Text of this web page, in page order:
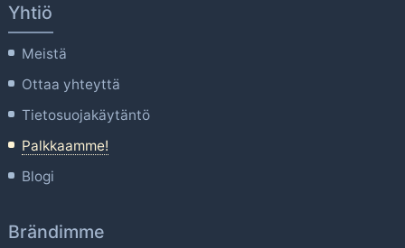
Yhtiö
Meistä
Ottaa yhteyttä
Tietosuojakäytäntö
Palkkaamme!
Blogi
Brändimme